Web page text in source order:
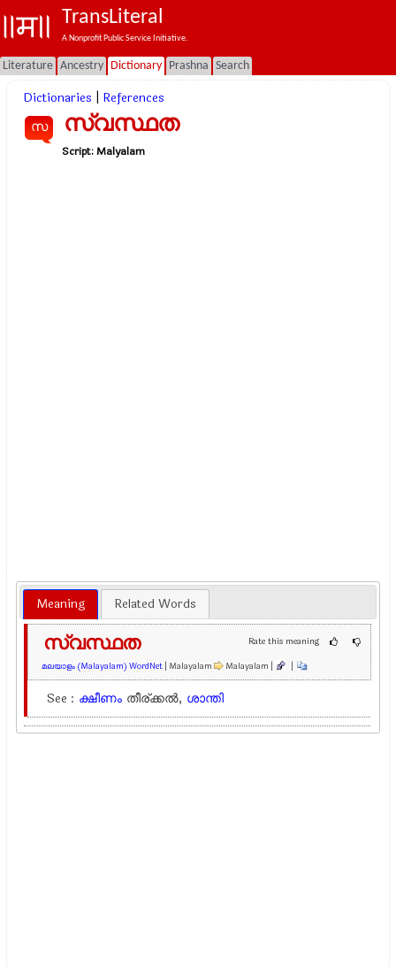
TransLiteral
A Nonprofit Public Service Initiative.
Literature Ancestry Dictionary Prashna Search
Dictionaries References
സ സ്വസ്ഥത
Script:Malyalam
Meaning Related Words
Rate this meaning
സ്വസ്ഥത
മലയാളം (Malayalam) WordNet | Malayalam Malayalam | |
See : ക്ഷീണം തീര്ക്കൽ, ശാന്തി